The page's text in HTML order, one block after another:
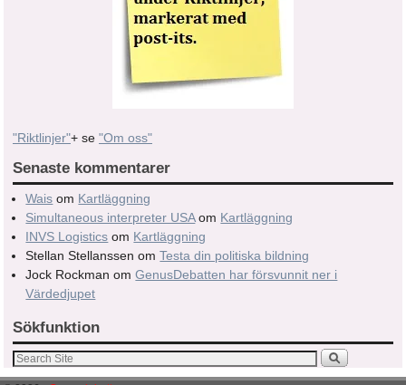
"Riktlinjer"+ se "Om oss"
Senaste kommentarer
Wais om Kartläggning
Simultaneous interpreter USAom Kartläggning
INVS Logistics om Kartläggning
Stellan Stellanssen omTesta din politiska bildning
Jock Rockman omGenusDebatten har försvunnit ner i
Värdedjupet
Sökfunktion